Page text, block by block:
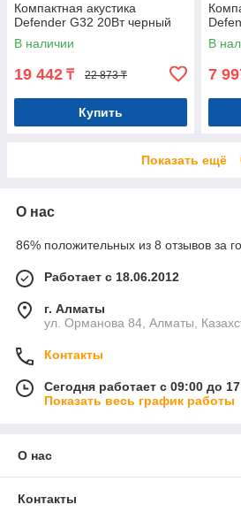
Компактная акустика
Defender G32 20Вт черный
В наличии
19 442 ₸ 22 873 ₸
Купить
В
7
Показать ещё
О нас
86% положительных из 8 отзывов за
Работает с 18.06.2012
г. Алматы
ул. Орманова 84, Алматы,
Контакты
Сегодня работает с 09:00 до
Показать весь график работы
О нас
Контакты